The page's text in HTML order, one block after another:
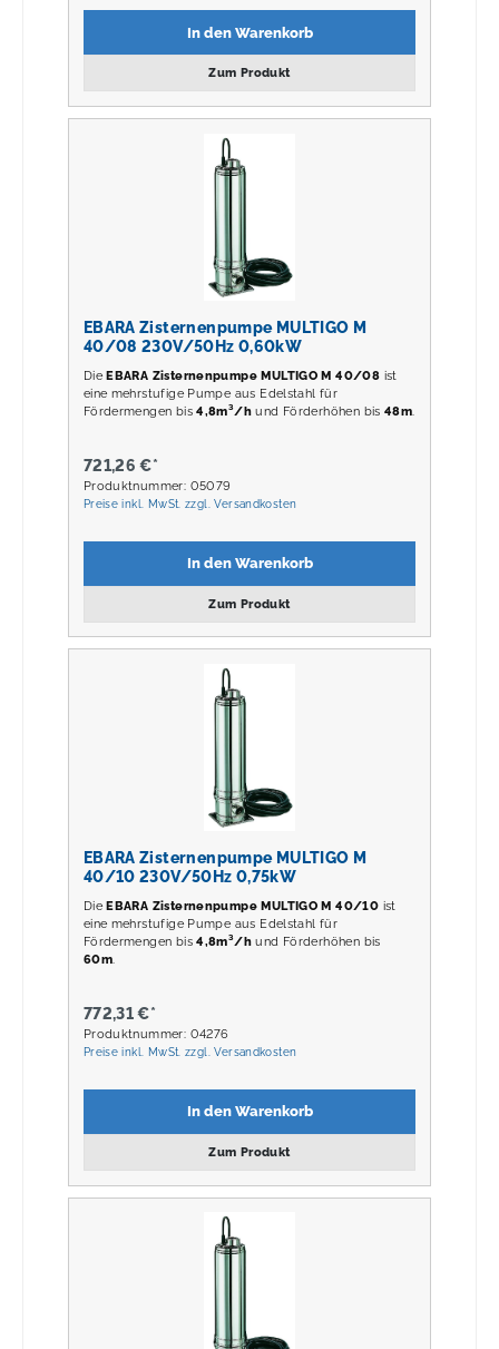
In den Warenkorb
Zum Produkt
EBARA Zisternenpumpe MULTIGO M
40/08 230V/50Hz 0,60kW
DieEBARA Zisternenpumpe MULTIGO M 40/08 ist
eine mehrstufige Pumpe aus Edelstahl für
Fördermengen bis4,8m³/h und Förderhöhen bis48m.
721,26 €*
Produktnummer: 05079
Preise inkl. MwSt. zzgl. Versandkosten
In den Warenkorb
Zum Produkt
EBARA Zisternenpumpe MULTIGO M
40/10 230V/50Hz 0,75kW
DieEBARA Zisternenpumpe MULTIGO M 40/10 ist
eine mehrstufige Pumpe aus Edelstahl für
Fördermengen bis4,8m³/h und Förderhöhen bis
60m.
772,31 €*
Produktnummer: 04276
Preise inkl. MwSt. zzgl. Versandkosten
In den Warenkorb
Zum Produkt